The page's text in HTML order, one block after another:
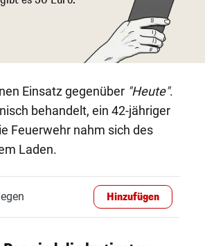
Einsatz gegenüber "Heute".
behandelt, ein 42-jähriger
Feuerwehr nahm sich des
Laden.
Hinzufügen